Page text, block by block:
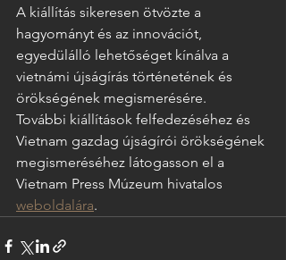
A kiállítás sikeresen ötvözte a
hagyományt és az innovációt,
egyedülálló lehetőséget kínálva a
vietnámi újságírás történetének és
örökségének megismerésére.
További kiállítások felfedezéséhez és
Vietnam gazdag újságírói örökségének
megismeréséhez látogasson el a
Vietnam Press Múzeum hivatalos
weboldalára.